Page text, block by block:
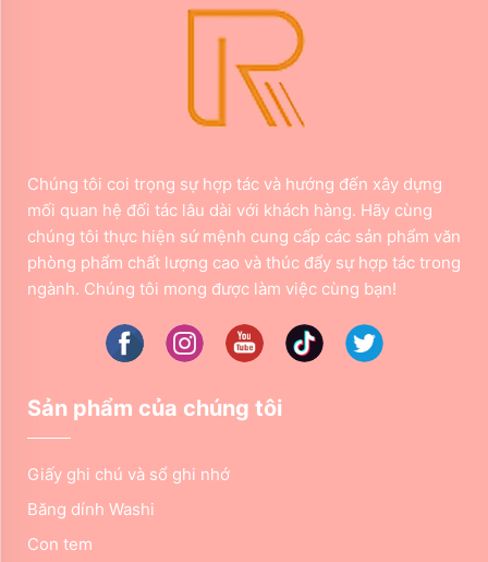
Chúng tôi coi trọng sự hợp tác và hướng đến xây dựng
mối quan hệ đối tác lâu dài với khách hàng. Hãy cùng
chúng tôi thực hiện sứ mệnh cung cấp các sản phẩm văn
phòng phẩm chất lượng cao và thúc đẩy sự hợp tác trong
ngành. Chúng tôi mong được làm việc cùng bạn!
Sản phẩm của chúng tôi
Giấy ghi chú và sổ ghi nhớ
Băng dính Washi
Con tem